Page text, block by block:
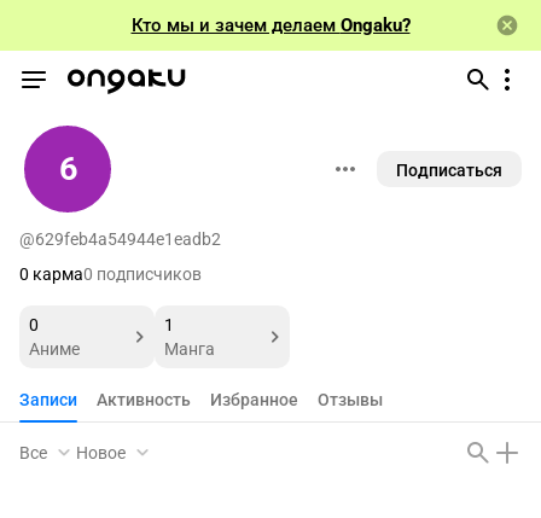
Кто мы и зачем делаем Ongaku?
6 Подписаться
@629feb4a54944e1eadb2
0 карма0 подписчиков
0
Аниме
1
Манга
Записи Активность Избранное Отзывы
Все Новое